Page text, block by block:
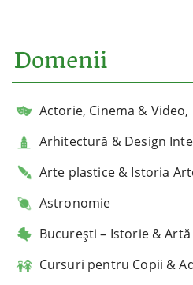
Domenii
Actorie, Cinema & Video,
Arhitectură & Design
Arte plastice & Istoria
Astronomie
București – Istorie & Artă
Cursuri pentru Copii &